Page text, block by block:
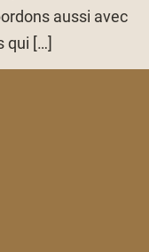
aussi avec
qui […]